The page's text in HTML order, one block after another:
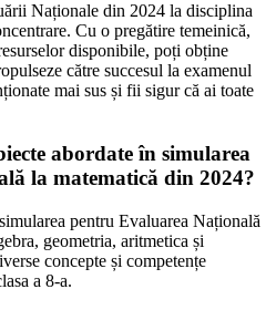
Naționale din 2024 la disciplina
Cu o pregătire temeinică,
disponibile, poți obține
către succesul la examenul
mai sus și fii sigur că ai toate
abordate în simularea
la matematică din 2024?
pentru Evaluarea Națională
geometria, aritmetica și
concepte și competențe
a 8-a.